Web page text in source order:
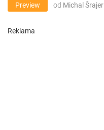
Preview od Michal Šrajer
Reklama